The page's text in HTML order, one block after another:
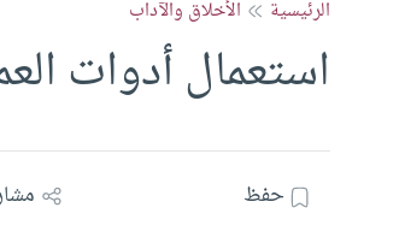
الرئيسية الأخلاق والآداب
استعمال أدوات
حفظ